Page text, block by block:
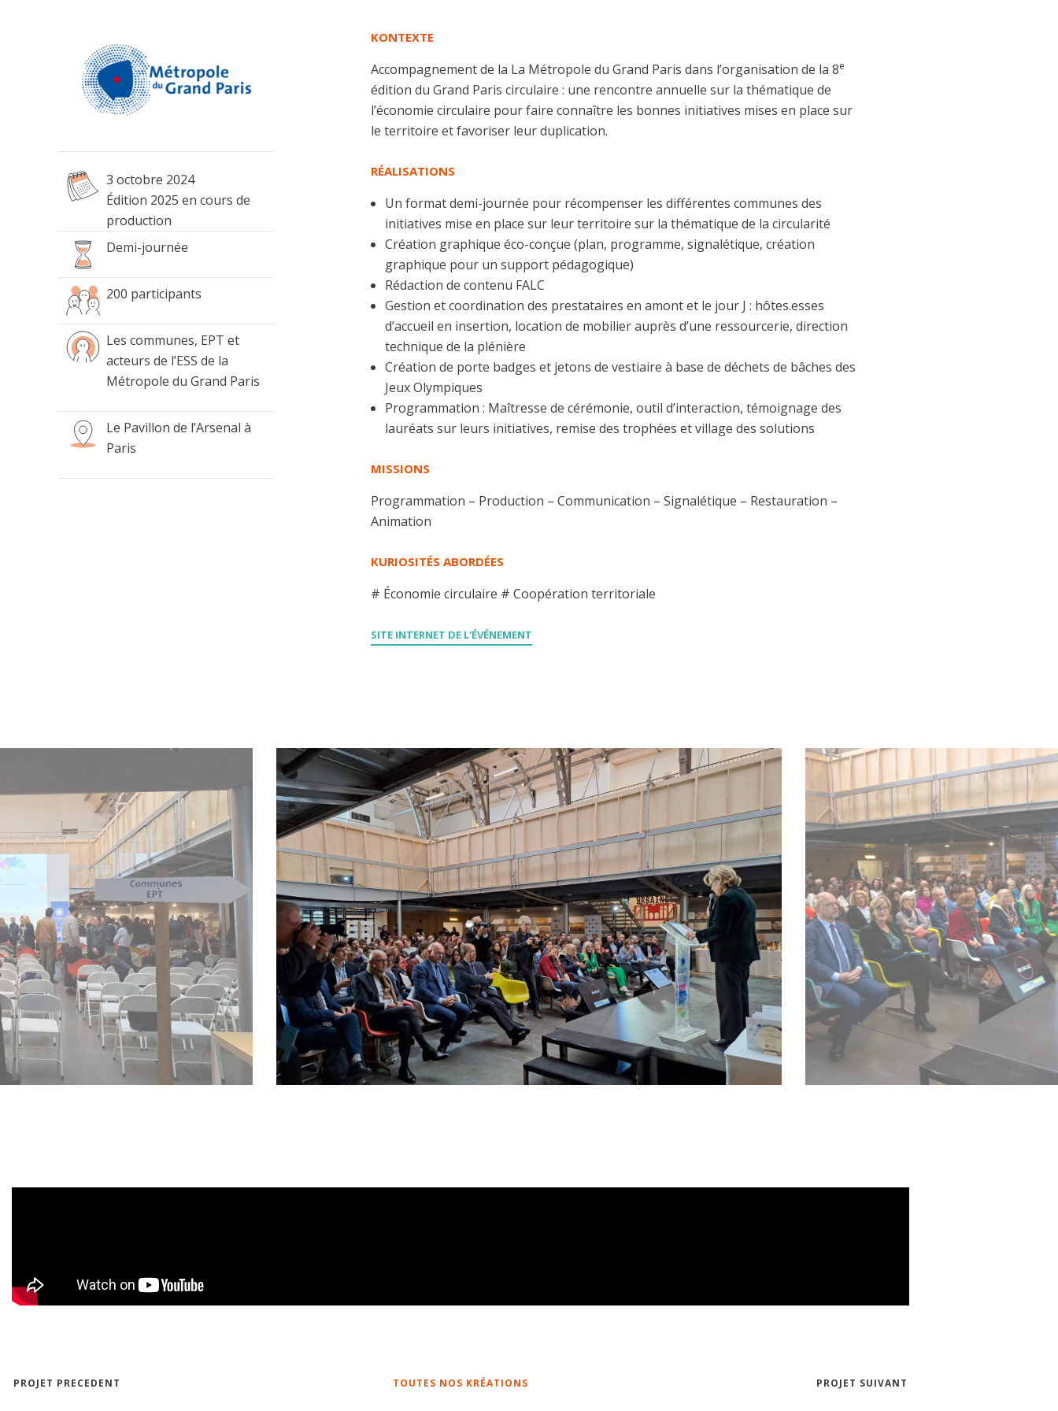
3 octobre 2024
Édition 2025 en cours de
production
Demi-journée
200 participants
Les communes, EPT et
acteurs de l’ESS de la
Métropole du Grand Paris
Le Pavillon de l’Arsenal à
Paris
KONTEXTE
Accompagnement de la La Métropole du Grand Paris dans l’organisation de la 8e
édition du Grand Paris circulaire : une rencontre annuelle sur la thématique de
l’économie circulaire pour faire connaître les bonnes initiatives mises en place sur
le territoire et favoriser leur duplication.
RÉALISATIONS
Un format demi-journée pour récompenser les différentes communes des
initiatives mise en place sur leur territoire sur la thématique de la circularité
Création graphique éco-conçue (plan, programme, signalétique, création
graphique pour un support pédagogique)
Rédaction de contenu FALC
Gestion et coordination des prestataires en amont et le jour J : hôtes.esses
d’accueil en insertion, location de mobilier auprès d’une ressourcerie, direction
technique de la plénière
Création de porte badges et jetons de vestiaire à base de déchets de bâches des
Jeux Olympiques
Programmation : Maîtresse de cérémonie, outil d’interaction, témoignage des
lauréats sur leurs initiatives, remise des trophées et village des solutions
MISSIONS
Programmation – Production – Communication – Signalétique – Restauration –
Animation
KURIOSITÉS ABORDÉES
# Économie circulaire #Coopération territoriale
SITE INTERNET DE L'ÉVÉNEMENT
PROJET PRECEDENT TOUTES NOS KRÉATIONS PROJET SUIVANT